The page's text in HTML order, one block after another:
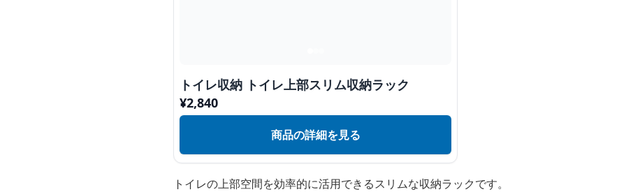
トイレ収納 トイレ上部スリム収納ラック
¥2,840
商品の詳細を見る
トイレの上部空間を効率的に活用できるスリムな収納ラックです。